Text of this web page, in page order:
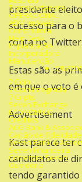
presidente
sucesso para o
conta no Twitter.
Estas são as
em que o voto
Advertisement
Kast parece ter
candidatos de
tendo garantido
Transportadora
OPERACIONAL
ADM Imóveis
Construtora
Help Desk
Implantação
Incorporadora
Manutenção
7 Coin
7 Coin Integrada
7 Cripto
Seven Exchange
ECONOMICO
Créditos
ACG Bank &
Cartão de
Seven Bank &
Seven Financeira
Corretora Seven
Ouvidoria